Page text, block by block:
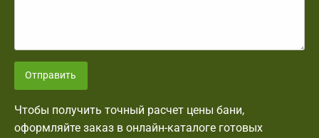
Отправить
Чтобы получить точный расчет цены бани,
оформляйте заказ в онлайн-каталоге готовых